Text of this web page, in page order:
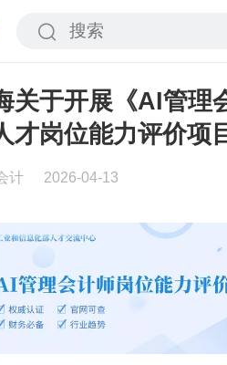
关于开展《AI管理
才岗位能力评价项
计 2026-04-13